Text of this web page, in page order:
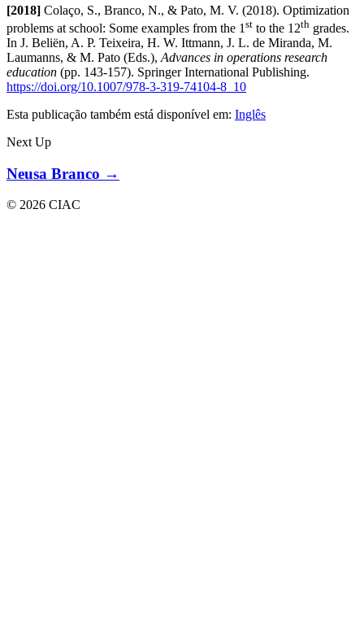
[2018] Colaço, S., Branco, N., & Pato, M. V. (2018). Optimization
problems at school: Some examples from the 1 st to the 12th grades.
In J. Beliën, A. P. Teixeira, H. W. Ittmann, J. L. de Miranda, M.
Laumanns, & M. Pato (Eds.), Advances in operations research
education (pp. 143-157). Springer International Publishing.
https://doi.org/10.1007/978-3-319-74104-8_10
Esta publicação também está disponível em: Inglês
Next Up
Neusa Branco →
© 2026 CIAC